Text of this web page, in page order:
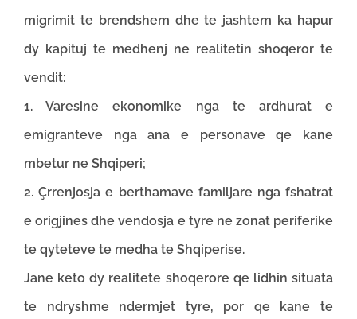
migrimit te brendshem dhe te jashtem ka hapur
dy kapituj te medhenj ne realitetin shoqeror te
vendit:
1. Varesine ekonomike nga te ardhurat e
emigranteve nga ana e personave qe kane
mbetur ne Shqiperi;
2. Çrrenjosja e berthamave familjare nga fshatrat
e origjines dhe vendosja e tyre ne zonat periferike
te qyteteve te medha te Shqiperise.
Jane keto dy realitete shoqerore qe lidhin situata
te ndryshme ndermjet tyre, por qe kane te